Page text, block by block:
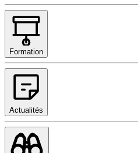
Formation
Actualités